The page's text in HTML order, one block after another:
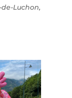
Luchon,